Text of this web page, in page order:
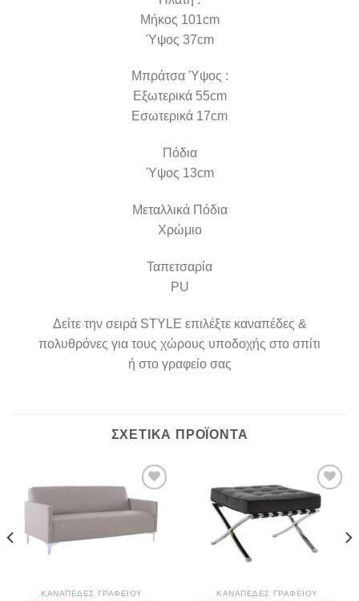
Μήκος 101cm
Ύψος 37cm
Μπράτσα Ύψος :
Εξωτερικά 55cm
Εσωτερικά 17cm
Πόδια
Ύψος 13cm
Μεταλλικά Πόδια
Χρώμιο
Ταπετσαρία
PU
Δείτε την σειρά STYLE επιλέξτε καναπέδες &
πολυθρόνες για τους χώρους υποδοχής στο σπίτι
ή στο γραφείο σας
ΣΧΕΤΙΚΆ ΠΡΟΪΌΝΤΑ
Πρόσθήκη
στην λίστα
ΚΑΝΑΠΈΔΕΣ ΓΡΑΦΕΊΟΥ
Πρόσθήκη
στην λίστα
επιθυμιών
ΚΑΝΑΠΈΔΕΣ ΓΡΑΦΕΊΟΥ